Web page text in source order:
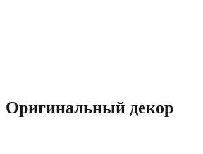
Оригинальный декор